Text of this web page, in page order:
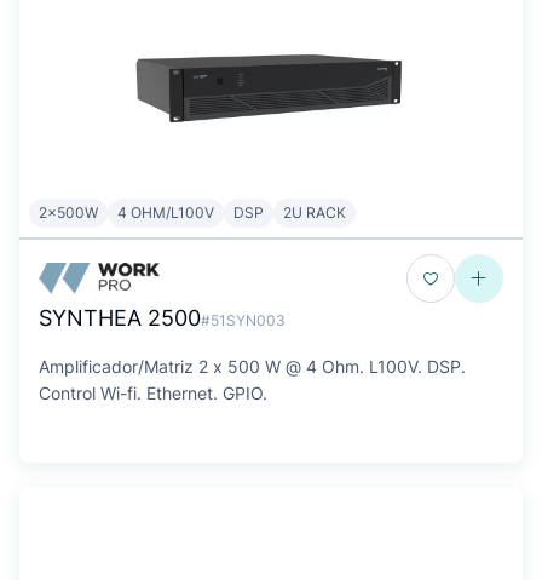
2x500W 4 OHM/L100V DSP 2U RACK
SYNTHEA 2500#51SYN003
Amplificador/Matriz 2 x 500 W @ 4 Ohm. L100V. DSP.
Control Wi-fi. Ethernet. GPIO.